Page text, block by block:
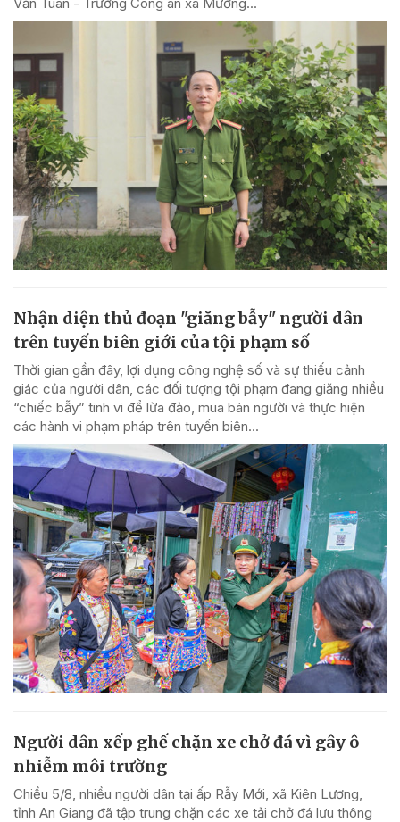
Nhận diện thủ đoạn "giăng bẫy" người dân
trên tuyến biên giới của tội phạm số
Thời gian gần đây, lợi dụng công nghệ số và sự thiếu cảnh
giác của người dân, các đối tượng tội phạm đang giăng nhiều
“chiếc bẫy” tinh vi để lừa đảo, mua bán người và thực hiện
các hành vi phạm pháp trên tuyến biên...
Người dân xếp ghế chặn xe chở đá vì gây ô
nhiễm môi trường
Chiều 5/8, nhiều người dân tại ấp Rẫy Mới, xã Kiên Lương,
tỉnh An Giang đã tập trung chặn các xe tải chở đá lưu thông